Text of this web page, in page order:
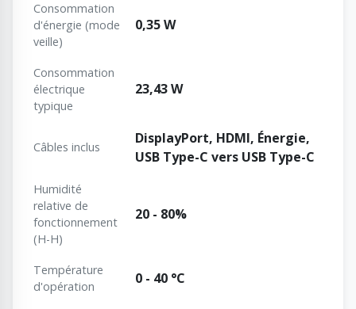
Consommation
d'énergie (mode
veille)
0,35 W
Consommation
électrique
typique
23,43 W
Câbles inclus
DisplayPort, HDMI, Énergie,
USB Type-C vers USB Type-C
Humidité
relative de
fonctionnement
(H-H)
20 - 80%
Température
d'opération
0 - 40 °C